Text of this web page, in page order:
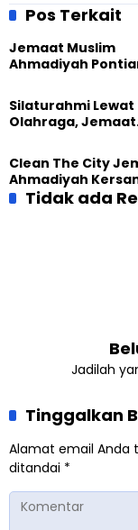
STAND BUKU
Pos Terkait
Jemaat Muslim
Ahmadiyah
Perkuat Kolaborasi
Silaturahmi Lewat
Olahraga, Jemaat
Meriahkan Event
Clean The City
Ahmadiyah
Aksi Positif Bagi
Tidak ada
Jadilah
Tinggalkan
Alamat email Anda
ditandai *